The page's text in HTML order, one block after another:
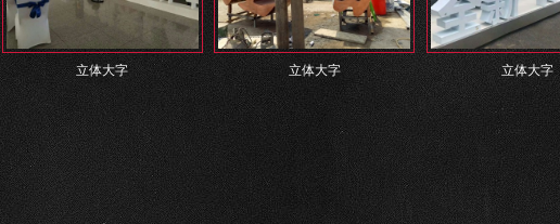
立体大字 立体大字 立体大字